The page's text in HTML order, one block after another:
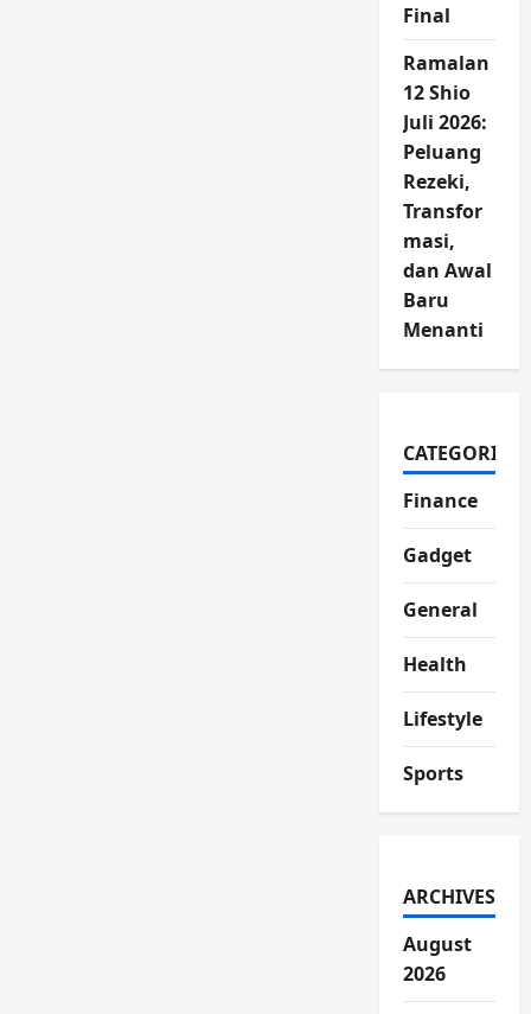
Final
Ramalan
12 Shio
Juli 2026:
Peluang
Rezeki,
Transfor
masi,
dan Awal
Baru
Menanti
CATEGORIES
Finance
Gadget
General
Health
Lifestyle
Sports
ARCHIVES
August
2026